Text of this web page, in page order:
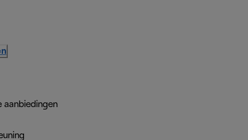
aanbiedingen